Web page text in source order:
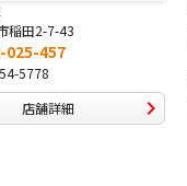
高田1307-1
067-677
6778
店舗詳細